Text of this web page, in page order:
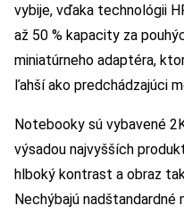
vybije, vďaka technológii
až 50 % kapacity za
miniatúrneho adaptéra,
ľahší ako predchádzajúci
Notebooky sú vybavené
výsadou najvyšších
hlboký kontrast a obraz
Nechýbajú